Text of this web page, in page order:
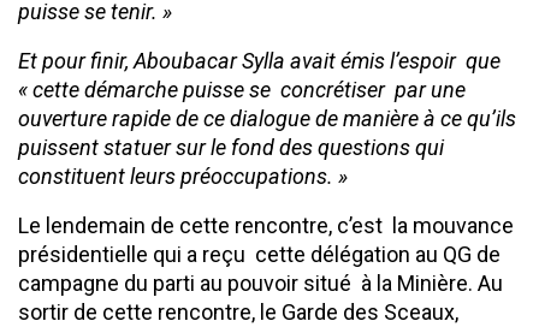
puisse se tenir. »
Et pour finir, Aboubacar Sylla avait émis l’espoir que
« cette démarche puisse se concrétiser par une
ouverture rapide de ce dialogue de manière à ce qu’ils
puissent statuer sur le fond des questions qui
constituent leurs préoccupations. »
Le lendemain de cette rencontre, c’est la mouvance
présidentielle qui a reçu cette délégation au QG de
campagne du parti au pouvoir situé à la Minière. Au
sortir de cette rencontre, le Garde des Sceaux,